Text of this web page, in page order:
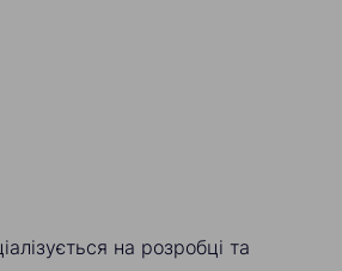
на розробці та